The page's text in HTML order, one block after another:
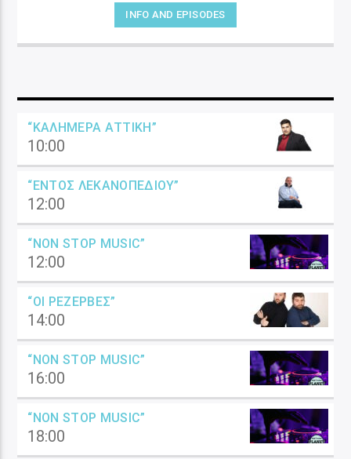
INFO AND EPISODES
“ΚΑΛΗΜΈΡΑ ΑΤΤΙΚΉ”
10:00
“ΕΝΤΌΣ ΛΕΚΑΝΟΠΕΔΊΟΥ”
12:00
“NON STOP MUSIC”
12:00
“ΟΙ ΡΕΖΈΡΒΕΣ”
14:00
“NON STOP MUSIC”
16:00
“NON STOP MUSIC”
18:00